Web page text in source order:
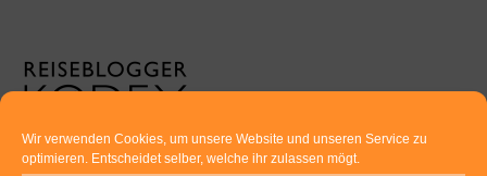
Wir verwenden Cookies, um unsere Website und unseren Service zu
optimieren. Entscheidet selber, welche ihr zulassen mögt.